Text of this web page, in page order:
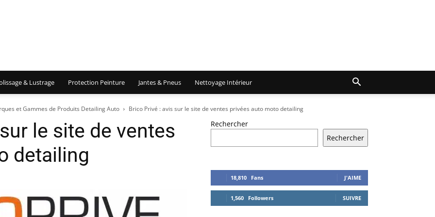
& Lustrage Protection Peinture Jantes & Pneus Nettoyage Intérieur
et Gammes de Produits Detailing Auto Brico Privé : avis sur le site de ventes privées auto moto detailing
le site de ventes
detailing
Rechercher
Rechercher
18,810 Fans J'AIME
1,560 Followers SUIVRE